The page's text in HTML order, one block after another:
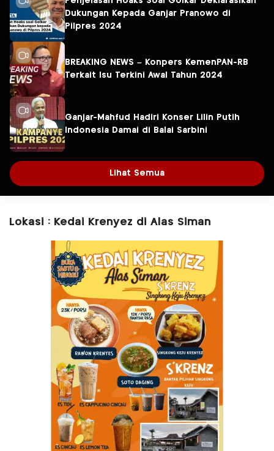
Dukungan Kepada Ganjar Pranowo di
Pilpres 2024
BREAKING NEWS – Konpers KemenPAN-RB
Terkait Isu Terkini Awal Tahun 2024
Ganjar-Mahfud Hadiri Konser Lilin Putih
Indonesia Damai di Balai Sarbini
Lihat Semua
Lokasi : Kedai Krenyez di Alas Siman